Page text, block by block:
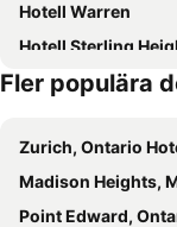
Hotell Warren
Hotell Sterling
Fler populära
Zurich, Ontario
Madison Heights,
Point Edward,